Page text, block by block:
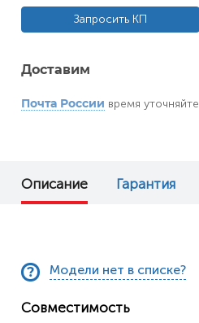
Запросить КП
Доставим
Почта России время уточняйте
Описание Гарантия
Модели нет в списке?
Совместимость